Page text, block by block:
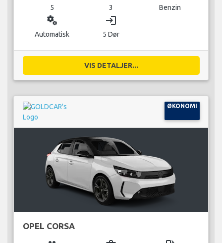
5 3 Benzin
miscellaneous_services
Automatisk
login
5 Dør
VIS DETALJER...
ØKONOMI
OPEL CORSA